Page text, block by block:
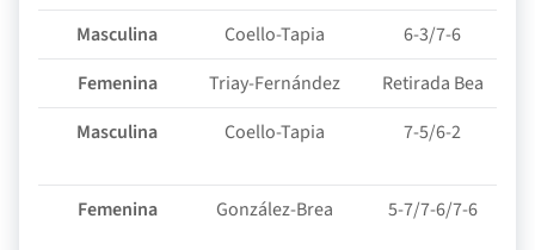
Masculina
Coello-Tapia 6-3/7-6
Femenina
Triay-Fernández Retirada Bea
Masculina
Coello-Tapia 7-5/6-2
Femenina González-Brea 5-7/7-6/7-6